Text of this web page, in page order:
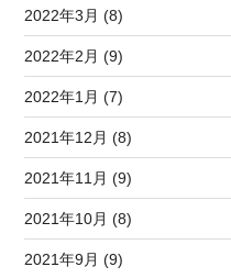
2022年3月 (8)
2022年2月 (9)
2022年1月 (7)
2021年12月 (8)
2021年11月 (9)
2021年10月 (8)
2021年9月 (9)